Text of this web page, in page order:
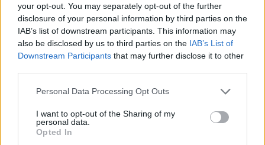
your opt-out. You may separately opt-out of the further
disclosure of your personal information by third parties on the
IAB’s list of downstream participants. This information may
also be disclosed by us to third parties on the IAB’s List of
Downstream Participants that may further disclose it to other
Please note that this website/app uses one or more Google
not limited to your visit or usage behaviour. You may click to
grant or deny consent to Google and its third-party tags to
use your data for below specified purposes in below Google
Personal Data Processing Opt Outs
I want to opt-out of the Sharing of my
personal data.
Opted In
Vuoi rimuovere le pubblicità nazionali?